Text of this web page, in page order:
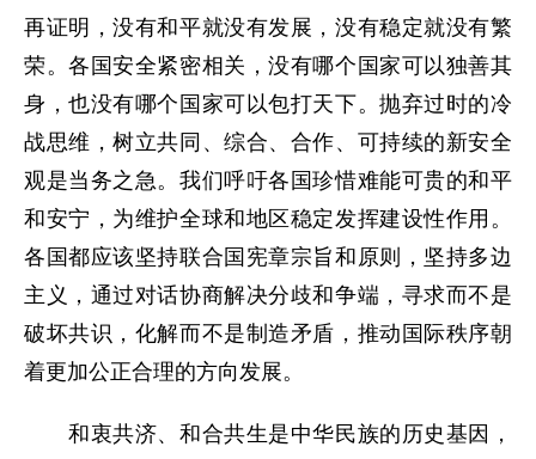
再证明，没有和平就没有发展，没有稳定就没有繁
荣。各国安全紧密相关，没有哪个国家可以独善其
身，也没有哪个国家可以包打天下。抛弃过时的冷
战思维，树立共同、综合、合作、可持续的新安全
观是当务之急。我们呼吁各国珍惜难能可贵的和平
和安宁，为维护全球和地区稳定发挥建设性作用。
各国都应该坚持联合国宪章宗旨和原则，坚持多边
主义，通过对话协商解决分歧和争端，寻求而不是
破坏共识，化解而不是制造矛盾，推动国际秩序朝
着更加公正合理的方向发展。
和衷共济、和合共生是中华民族的历史基因，